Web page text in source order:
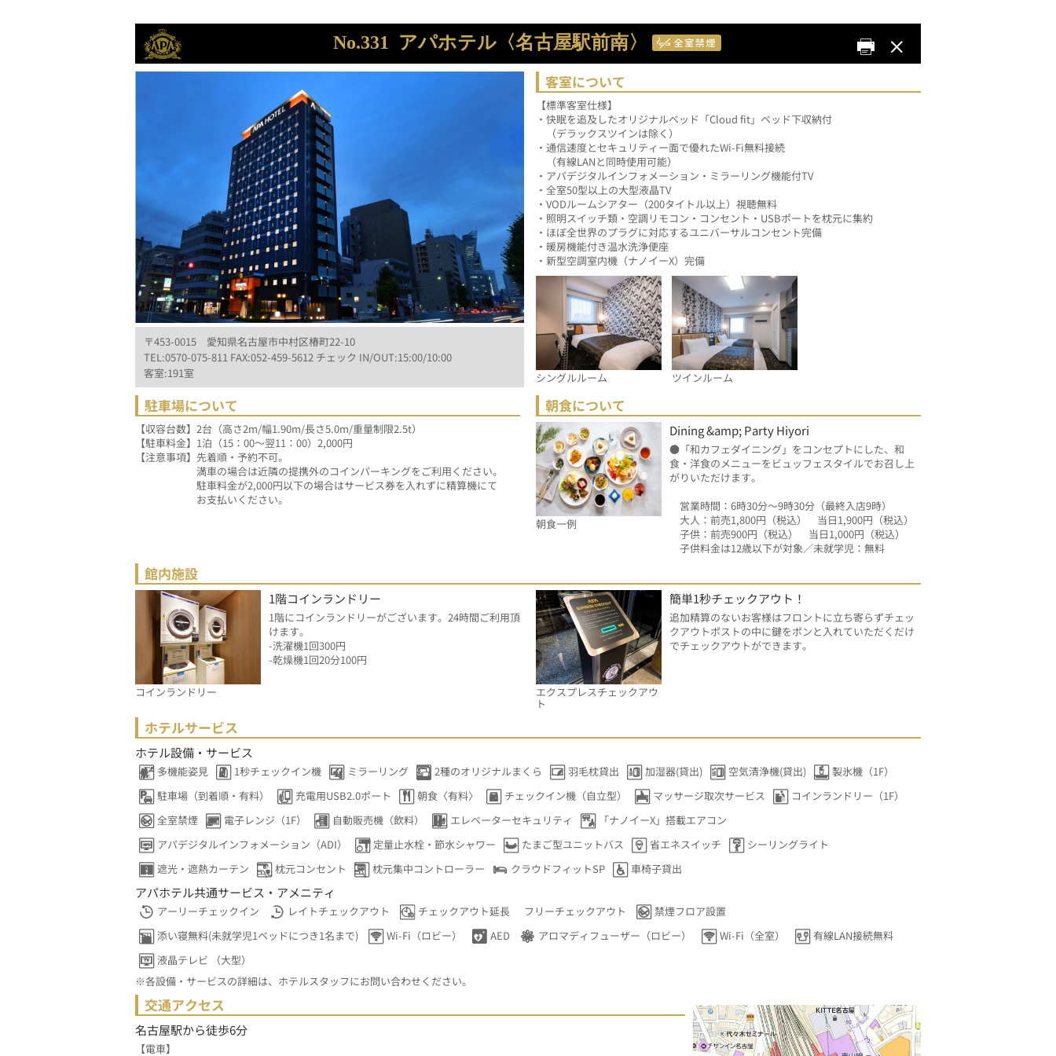
No.331 アパホテル〈名古屋駅前南〉
〒453-0015 愛知県名古屋市中村区椿町22-10
TEL:0570-075-811 FAX:052-459-5612 チェック IN/OUT:15:00/10:00
客室:191室
客室について
【標準客室仕様】
・快眠を追及したオリジナルベッド「Cloud fit」ベッド下収納付
（デラックスツインは除く）
・通信速度とセキュリティー面で優れたWi-Fi無料接続
（有線LANと同時使用可能）
・アパデジタルインフォメーション・ミラーリング機能付TV
・全室50型以上の大型液晶TV
・VODルームシアター（200タイトル以上）視聴無料
・照明スイッチ類・空調リモコン・コンセント・USBポートを枕元に集約
・ほぼ全世界のプラグに対応するユニバーサルコンセント完備
・暖房機能付き温水洗浄便座
・新型空調室内機（ナノイーX）完備
シングルルーム ツインルーム
駐車場について
【収容台数】2台（高さ2m/幅1.90m/長さ5.0m/重量制限2.5t）
【駐車料金】1泊（15：00～翌11：00）2,000円
【注意事項】先着順・予約不可。
満車の場合は近隣の提携外のコインパーキングをご利用ください。
駐車料金が2,000円以下の場合はサービス券を入れずに精算機にて
お支払いください。
朝食について
朝食一例
Dining &amp; Party Hiyori
●「和カフェダイニング」をコンセプトにした、和
食・洋食のメニューをビュッフェスタイルでお召し上
がりいただけます。
営業時間：6時30分～9時30分（最終入店9時）
大人：前売1,800円（税込）　当日1,900円（税込）
子供：前売900円（税込）　当日1,000円（税込）
子供料金は12歳以下が対象／未就学児：無料
館内施設
コインランドリー
1階コインランドリー
1階にコインランドリーがございます。24時間ご利用頂
けます。
-洗濯機1回300円
-乾燥機1回20分100円
エクスプレスチェックアウ
ト
簡単1秒チェックアウト！
追加精算のないお客様はフロントに立ち寄らずチェッ
クアウトポストの中に鍵をポンと入れていただくだけ
でチェックアウトができます。
ホテルサービス
ホテル設備・サービス
多機能姿見 1秒チェックイン機 ミラーリング 2種のオリジナルまくら 羽毛枕貸出 加湿器(貸出) 空気清浄機(貸出)
製氷機（1F）
駐車場（到着順・有料）
充電用USB2.0ポート 朝食〈有料〉 チェックイン機（自立型） マッサージ取次サービス
コインランドリー（1F）
全室禁煙
電子レンジ（1F） 自動販売機（飲料） エレベーターセキュリティ
「ナノイーX」搭載エアコン
アパデジタルインフォメーション（ADI）
定量止水栓・節水シャワー たまご型ユニットバス 省エネスイッチ
シーリングライト
遮光・遮熱カーテン
枕元コンセント 枕元集中コントローラー クラウドフィットSP 車椅子貸出
アパホテル共通サービス・アメニティ
アーリーチェックイン レイトチェックアウト チェックアウト延長 フリーチェックアウト
禁煙フロア設置
添い寝無料(未就学児1ベッドにつき1名まで)
Wi-Fi（ロビー） AED アロマディフューザー（ロビー） Wi-Fi（全室）
有線LAN接続無料
液晶テレビ （大型）
※各設備・サービスの詳細は、ホテルスタッフにお問い合わせください。
交通アクセス
名古屋駅から徒歩6分
【電車】